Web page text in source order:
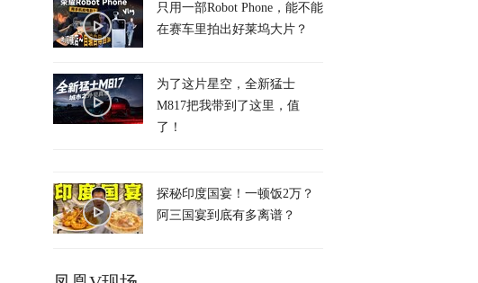
只用一部Robot Phone，能不能
在赛车里拍出好莱坞大片？
为了这片星空，全新猛士
M817把我带到了这里，值
了！
探秘印度国宴！一顿饭2万？
阿三国宴到底有多离谱？